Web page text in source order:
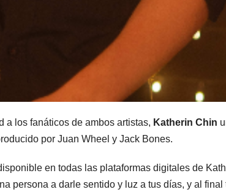
a los fanáticos de ambos artistas, Katherin Chin
por Juan Wheel y Jack Bones.
en todas las plataformas digitales de
persona a darle sentido y luz a tus días, y al